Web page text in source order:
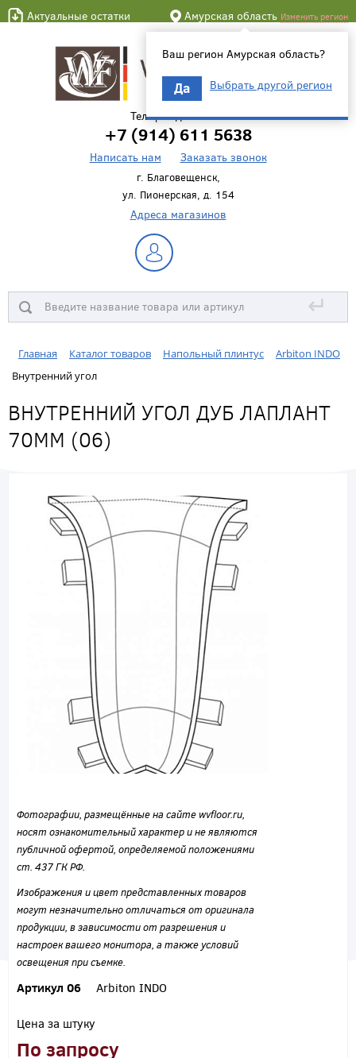
Актуальные остатки Амурская область Изменить регион
Ваш регион Амурская область?
Да Выбрать другой регион
Телефон для связи
+7 (914) 611 5638
Написать нам Заказать звонок
г. Благовещенск,
ул. Пионерская, д. 154
Адреса магазинов
↵
Главная Каталог товаров Напольный плинтус
Arbiton INDO
Внутренний угол
ВНУТРЕННИЙ УГОЛ ДУБ ЛАПЛАНТ
70ММ (06)
Фотографии, размещённые на сайте wvfloor.ru,
носят ознакомительный характер и не являются
публичной офертой, определяемой положениями
ст. 437 ГК РФ.
Изображения и цвет представленных товаров
могут незначительно отличаться от оригинала
продукции, в зависимости от разрешения и
настроек вашего монитора, а также условий
освещения при съемке.
Артикул 06 Arbiton INDO
Цена за штуку
По запросу